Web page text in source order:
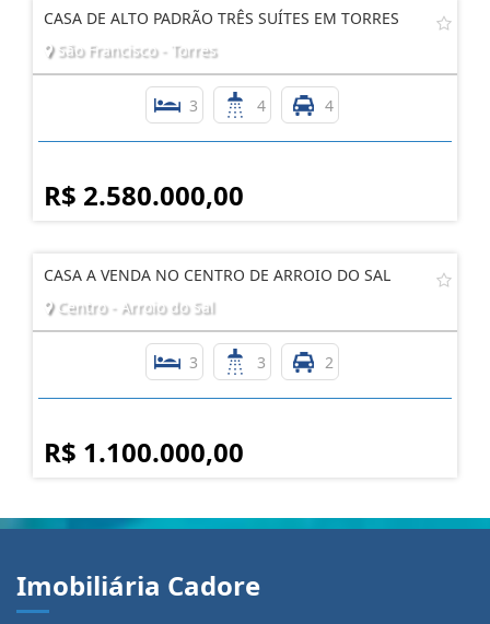
CASA DE ALTO PADRÃO TRÊS SUÍTES EM TORRES
São Francisco - Torres
3 4 4
R$ 2.580.000,00
CASA A VENDA NO CENTRO DE ARROIO DO SAL
Centro - Arroio do Sal
3 3 2
R$ 1.100.000,00
Imobiliária Cadore